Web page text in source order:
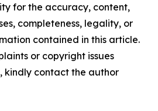
for the accuracy, content,
completeness, legality, or
contained in this article.
or copyright issues
kindly contact the author